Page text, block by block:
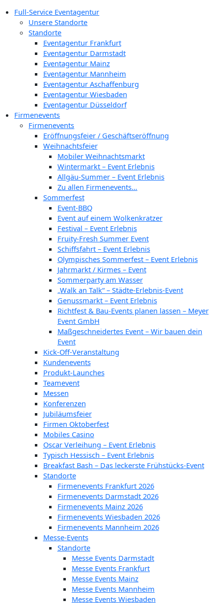
Full-Service Eventagentur
Unsere Standorte
Standorte
Eventagentur Frankfurt
Eventagentur Darmstadt
Eventagentur Mainz
Eventagentur Mannheim
Eventagentur Aschaffenburg
Eventagentur Wiesbaden
Eventagentur Düsseldorf
Firmenevents
Firmenevents
Eröffnungsfeier / Geschäftseröffnung
Weihnachtsfeier
Mobiler Weihnachtsmarkt
Wintermarkt – Event Erlebnis
Allgäu-Summer – Event Erlebnis
Zu allen Firmenevents…
Sommerfest
Event-BBQ
Event auf einem Wolkenkratzer
Festival – Event Erlebnis
Fruity-Fresh Summer Event
Schiffsfahrt – Event Erlebnis
Olympisches Sommerfest – Event Erlebnis
Jahrmarkt / Kirmes – Event
Sommerparty am Wasser
„Walk an Talk“ – Städte-Erlebnis-Event
Genussmarkt – Event Erlebnis
Richtfest & Bau-Events planen lassen – Meyer
Event GmbH
Maßgeschneidertes Event – Wir bauen dein
Event
Kick-Off-Veranstaltung
Kundenevents
Produkt-Launches
Teamevent
Messen
Konferenzen
Jubiläumsfeier
Firmen Oktoberfest
Mobiles Casino
Oscar Verleihung – Event Erlebnis
Typisch Hessisch – Event Erlebnis
Breakfast Bash – Das leckerste Frühstücks-Event
Standorte
Firmenevents Frankfurt 2026
Firmenevents Darmstadt 2026
Firmenevents Mainz 2026
Firmenevents Wiesbaden 2026
Firmenevents Mannheim 2026
Messe-Events
Standorte
Messe Events Darmstadt
Messe Events Frankfurt
Messe Events Mainz
Messe Events Mannheim
Messe Events Wiesbaden